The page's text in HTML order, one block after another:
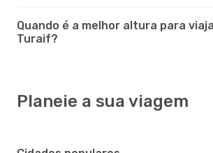
Quando é a melhor altura para
Turaif?
Planeie a sua viagem